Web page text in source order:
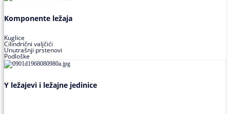
Komponente ležaja
Kuglice
Cilindrični valjčići
Unutrašnji prstenovi
Podloške
Y ležajevi i ležajne jedinice